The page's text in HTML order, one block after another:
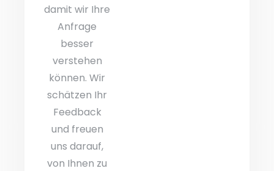
damit wir Ihre
Anfrage
besser
verstehen
können. Wir
schätzen Ihr
Feedback
und freuen
uns darauf,
von Ihnen zu